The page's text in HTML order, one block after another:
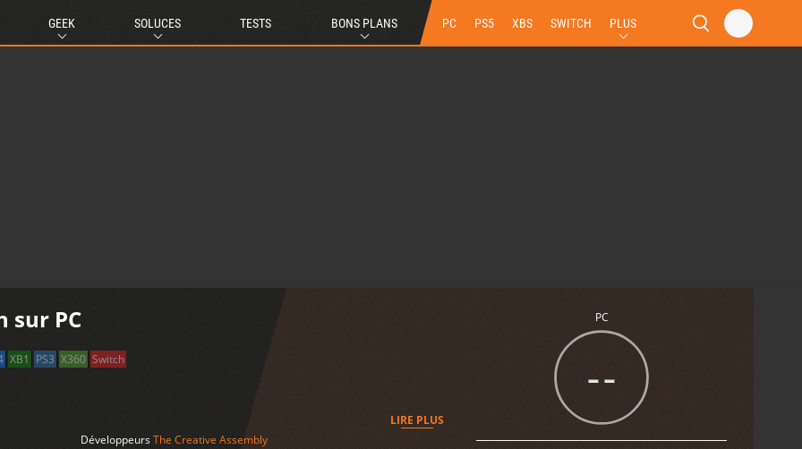
GEEK SOLUCES TESTS BONS PLANS PC PS5 XBS SWITCH PLUS
sur PC
XB1 PS3 X360 Switch
LIRE PLUS
DéveloppeursThe Creative Assembly
PC
--